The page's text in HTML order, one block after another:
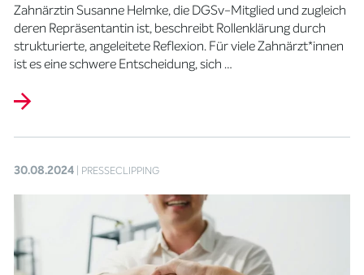
Zahnärztin Susanne Helmke, die DGSv-Mitglied und zugleich
deren Repräsentantin ist, beschreibt Rollenklärung durch
strukturierte, angeleitete Reflexion. Für viele Zahnärzt*innen
ist es eine schwere Entscheidung, sich …
30.08.2024 | PRESSECLIPPING